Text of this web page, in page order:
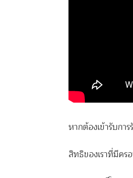
หากต้องเข้ารับกา
สิทธิของเราที่มีค